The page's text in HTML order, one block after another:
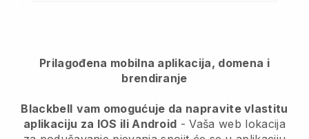
Prilagođena mobilna aplikacija, domena i
brendiranje
Blackbell vam omogućuje da napravite vlastitu
aplikaciju za IOS ili Android -Vaša web lokacija